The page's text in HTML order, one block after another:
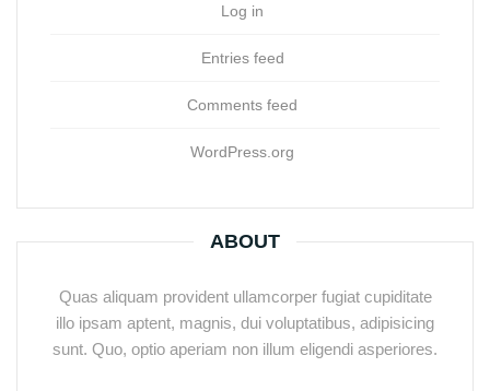
Log in
Entries feed
Comments feed
WordPress.org
ABOUT
Quas aliquam provident ullamcorper fugiat cupiditate
illo ipsam aptent, magnis, dui voluptatibus, adipisicing
sunt. Quo, optio aperiam non illum eligendi asperiores.